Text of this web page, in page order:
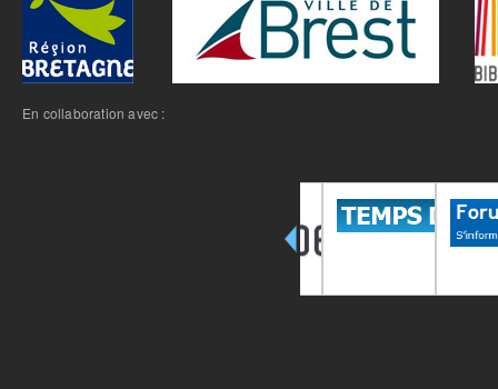
En collaboration avec :